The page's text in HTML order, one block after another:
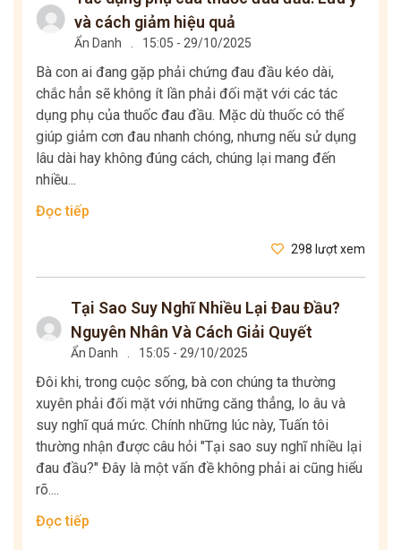
và cách giảm hiệu quả
Ẩn Danh 15:05 - 29/10/2025
Bà con ai đang gặp phải chứng đau đầu kéo dài,
chắc hẳn sẽ không ít lần phải đối mặt với các tác
dụng phụ của thuốc đau đầu. Mặc dù thuốc có thể
giúp giảm cơn đau nhanh chóng, nhưng nếu sử dụng
lâu dài hay không đúng cách, chúng lại mang đến
nhiều...
Đọc tiếp
298 lượt xem
Tại Sao Suy Nghĩ Nhiều Lại Đau Đầu?
Nguyên Nhân Và Cách Giải Quyết
Ẩn Danh 15:05 - 29/10/2025
Đôi khi, trong cuộc sống, bà con chúng ta thường
xuyên phải đối mặt với những căng thẳng, lo âu và
suy nghĩ quá mức. Chính những lúc này, Tuấn tôi
thường nhận được câu hỏi "Tại sao suy nghĩ nhiều lại
đau đầu?" Đây là một vấn đề không phải ai cũng hiểu
rõ....
Đọc tiếp